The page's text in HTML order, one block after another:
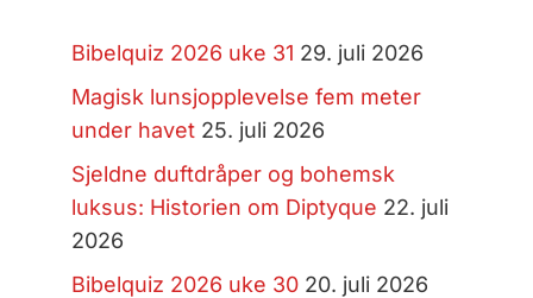
Bibelquiz 2026 uke 31 29. juli 2026
Magisk lunsjopplevelse fem meter
under havet 25. juli 2026
Sjeldne duftdråper og bohemsk
luksus: Historien om Diptyque 22. juli
2026
Bibelquiz 2026 uke 30 20. juli 2026